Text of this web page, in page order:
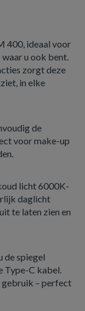
400, ideaal voor
u ook bent.
zorgt deze
in elke
de
voor make-up
licht 6000K-
daglicht
te laten zien en
de spiegel
Type-C kabel.
gebruik – perfect